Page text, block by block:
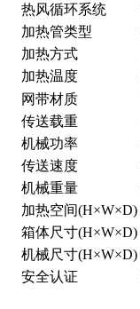
热风循环系统
加热管类型
加热方式
加热温度
网带材质
传送载重
机械功率
传送速度
机械重量
加热空间(H×W×D)
箱体尺寸(H×W×D)
机械尺寸(H×W×D)
安全认证